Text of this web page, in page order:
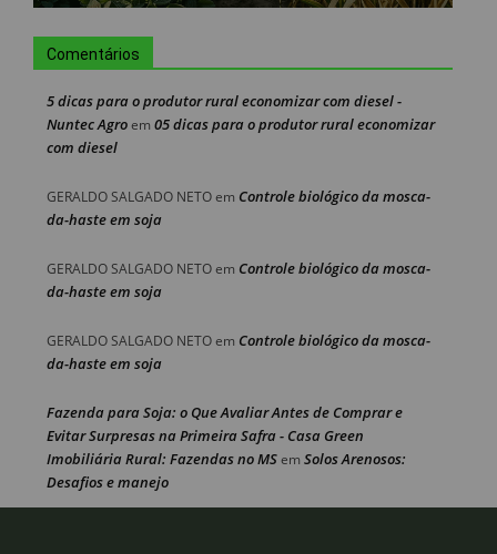
Comentários
5 dicas para o produtor rural economizar com diesel -
Nuntec Agroem 05 dicas para o produtor rural economizar
com diesel
GERALDO SALGADO NETOem Controle biológico da mosca-
da-haste em soja
GERALDO SALGADO NETOem Controle biológico da mosca-
da-haste em soja
GERALDO SALGADO NETOem Controle biológico da mosca-
da-haste em soja
Fazenda para Soja: o Que Avaliar Antes de Comprar e
Evitar Surpresas na Primeira Safra - Casa Green
Imobiliária Rural: Fazendas no MSem Solos Arenosos:
Desafios e manejo